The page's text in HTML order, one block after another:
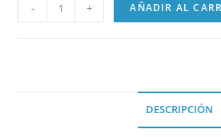
- + AÑADIR AL
DESCRIPCIÓN